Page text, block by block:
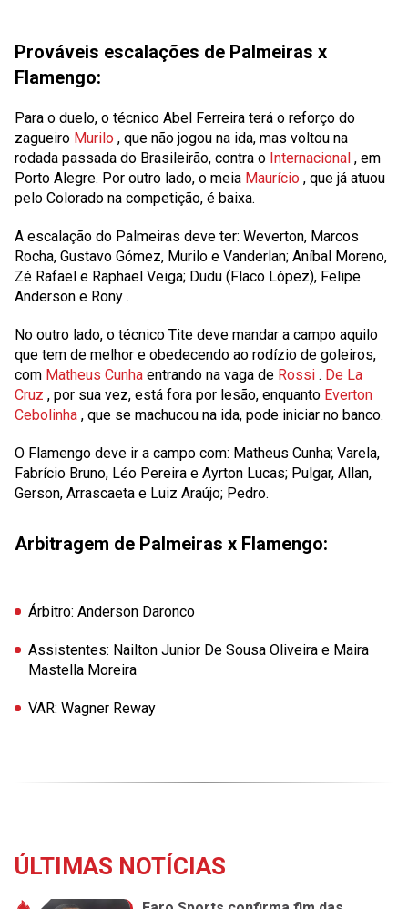
Prováveis escalações de Palmeiras x
Flamengo:
Para o duelo, o técnico Abel Ferreira terá o reforço do
zagueiro Murilo , que não jogou na ida, mas voltou na
rodada passada do Brasileirão, contra o Internacional , em
Porto Alegre. Por outro lado, o meia Maurício , que já atuou
pelo Colorado na competição, é baixa.
A escalação do Palmeiras deve ter: Weverton, Marcos
Rocha, Gustavo Gómez, Murilo e Vanderlan; Aníbal Moreno,
Zé Rafael e Raphael Veiga; Dudu (Flaco López), Felipe
Anderson e Rony .
No outro lado, o técnico Tite deve mandar a campo aquilo
que tem de melhor e obedecendo ao rodízio de goleiros,
com Matheus Cunha entrando na vaga de Rossi . De La
Cruz , por sua vez, está fora por lesão, enquanto Everton
Cebolinha , que se machucou na ida, pode iniciar no banco.
O Flamengo deve ir a campo com: Matheus Cunha; Varela,
Fabrício Bruno, Léo Pereira e Ayrton Lucas; Pulgar, Allan,
Gerson, Arrascaeta e Luiz Araújo; Pedro.
Arbitragem de Palmeiras x Flamengo:
Árbitro: Anderson Daronco
Assistentes: Nailton Junior De Sousa Oliveira e Maira
Mastella Moreira
VAR: Wagner Reway
ÚLTIMAS NOTÍCIAS